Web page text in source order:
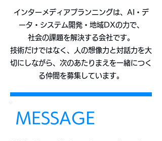
インターメディアプランニングは、AI・デ
ータ・システム開発・地域DXの力で、
社会の課題を解決する会社です。
技術だけではなく、人の想像力と対話力を大
切にしながら、次のあたりまえを一緒につく
る仲間を募集しています。
MESSAGE